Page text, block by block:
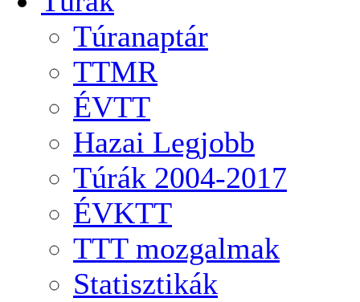
Túranaptár
TTMR
ÉVTT
Hazai Legjobb
Túrák 2004-2017
ÉVKTT
TTT mozgalmak
Statisztikák